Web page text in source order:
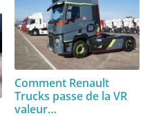
Comment Renault
Trucks passe de la VR
valeur…